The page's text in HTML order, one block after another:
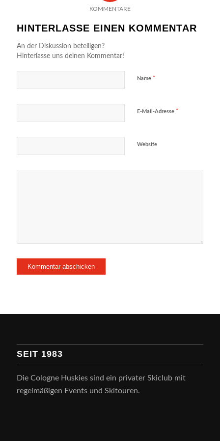
KOMMENTARE
HINTERLASSE EINEN KOMMENTAR
An der Diskussion beteiligen?
Hinterlasse uns deinen Kommentar!
Name *
E-Mail-Adresse *
Website
SEIT 1983
Die Cologne Huskies sind ein privater Skiclub mit
regelmäßigen Events und Skitouren.